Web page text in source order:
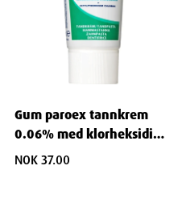
Gum paroex tannkrem
0.06% med klorheksidin
75 ml
NOK 37.00